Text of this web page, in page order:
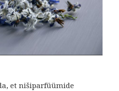
et nišiparfüümide